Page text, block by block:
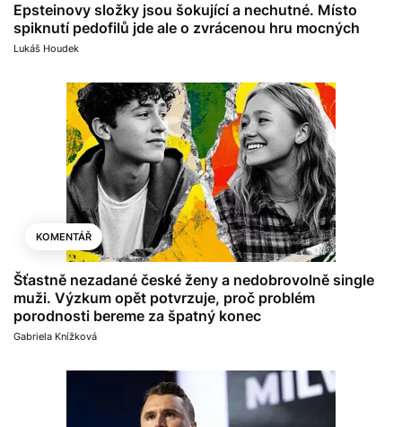
Epsteinovy složky jsou šokující a nechutné. Místo
spiknutí pedofilů jde ale o zvrácenou hru mocných
Lukáš Houdek
KOMENTÁŘ
Šťastně nezadané české ženy a nedobrovolně single
muži. Výzkum opět potvrzuje, proč problém
porodnosti bereme za špatný konec
Gabriela Knížková